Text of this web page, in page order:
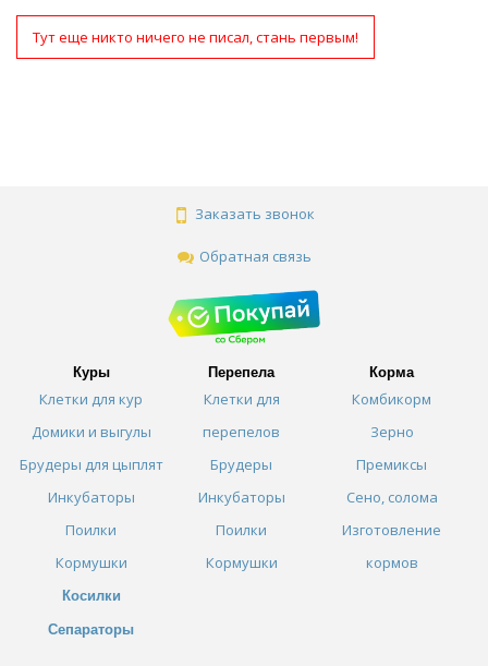
Тут еще никто ничего не писал, стань первым!
Заказать звонок
Обратная связь
Куры
Клетки для кур
Домики и выгулы
Брудеры для цыплят
Инкубаторы
Поилки
Кормушки
Косилки
Сепараторы
Перепела
Клетки для
перепелов
Брудеры
Инкубаторы
Поилки
Кормушки
Корма
Комбикорм
Зерно
Премиксы
Сено, солома
Изготовление
кормов